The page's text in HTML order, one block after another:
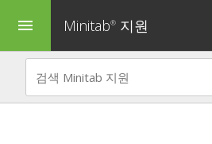
menu Minitab® 지원